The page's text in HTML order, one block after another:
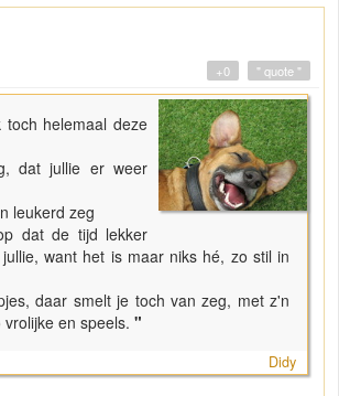
" quote "
+0
toch helemaal deze
dat jullie er weer
leukerd zeg
dat de tijd lekker
want het is maar niks hé, zo stil in
daar smelt je toch van zeg, met z'n
en speels. "
Didy